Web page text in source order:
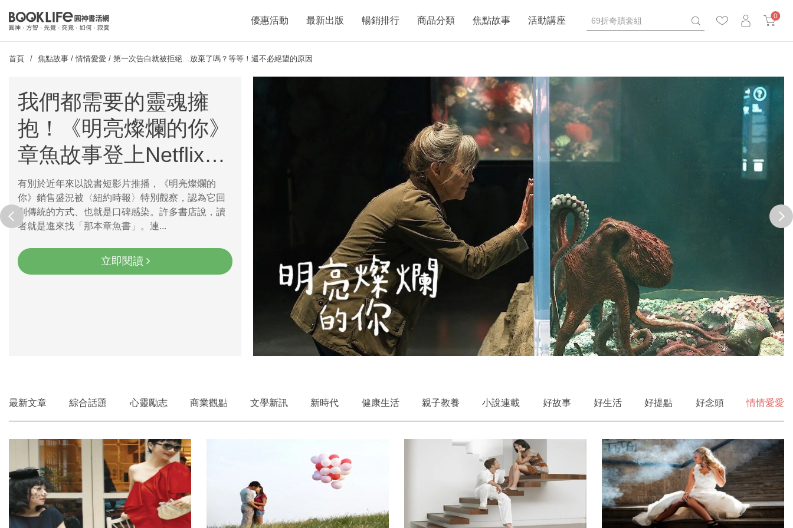
0
優惠活動 最新出版 暢銷排行 商品分類 焦點故事 活動講座
首頁 焦點故事 /情情愛愛 / 第一次告白就被拒絕…放棄了嗎？等等！還不必絕望的原因
我們都需要的靈魂擁
抱！《明亮燦爛的你》
章魚故事登上Netflix登
上Top2
有別於近年來以說書短影片推播，《明亮燦爛的
你》銷售盛況被〈紐約時報〉特別觀察，認為它回
到傳統的方式、也就是口碑感染。許多書店說，讀
者就是進來找「那本章魚書」。連...
立即閱讀
prev next
最新文章 綜合話題 心靈勵志 商業觀點 文學新訊 新時代 健康生活 親子教養 小說連載 好故事 好生活 好提點 好念頭 情情愛愛